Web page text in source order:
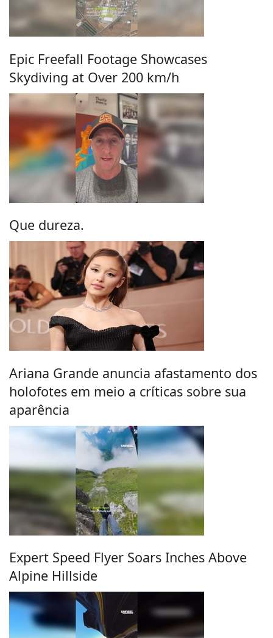
Epic Freefall Footage Showcases
Skydiving at Over 200 km/h
Que dureza.
Ariana Grande anuncia afastamento dos
holofotes em meio a críticas sobre sua
aparência
Expert Speed Flyer Soars Inches Above
Alpine Hillside